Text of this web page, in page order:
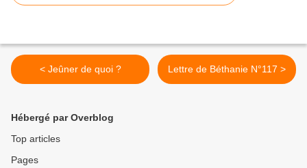
< Jeûner de quoi ? Lettre de Béthanie N°117 >
Hébergé par Overblog
Top articles
Pages